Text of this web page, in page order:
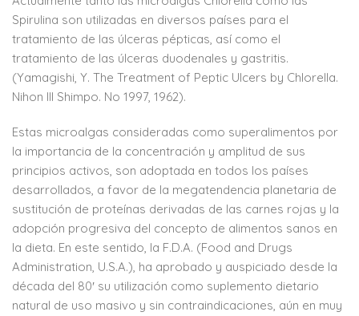
Spirulina son utilizadas en diversos países para el
tratamiento de las úlceras pépticas, así como el
tratamiento de las úlceras duodenales y gastritis.
(Yamagishi, Y. The Treatment of Peptic Ulcers by Chlorella.
Nihon III Shimpo. No 1997, 1962).
Estas microalgas consideradas como superalimentos por
la importancia de la concentración y amplitud de sus
principios activos, son adoptada en todos los países
desarrollados, a favor de la megatendencia planetaria de
sustitución de proteínas derivadas de las carnes rojas y la
adopción progresiva del concepto de alimentos sanos en
la dieta. En este sentido, la F.D.A. (Food and Drugs
Administration, U.S.A.), ha aprobado y auspiciado desde la
década del 80′ su utilización como suplemento dietario
natural de uso masivo y sin contraindicaciones, aún en muy